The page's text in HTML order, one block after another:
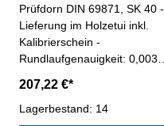
Prüfdorn DIN 69871, SK 40 -
Lieferung im Holzetui inkl.
Kalibrierschein -
Rundlaufgenauigkeit: 0,003
207,22 €*
Lagerbestand: 14